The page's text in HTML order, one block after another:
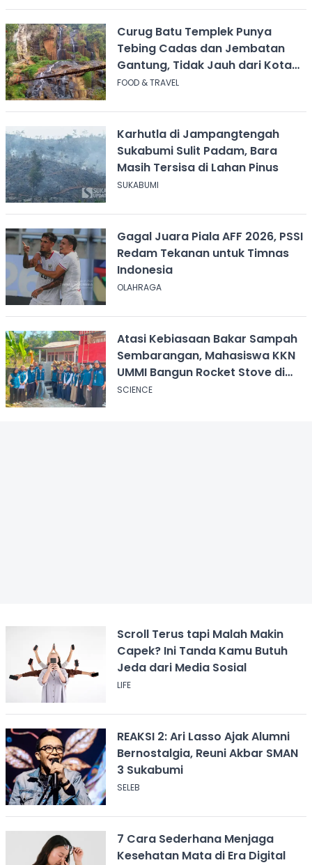
Curug Batu Templek Punya
Tebing Cadas dan Jembatan
Gantung, Tidak Jauh dari Kota
Bandung
FOOD & TRAVEL
Karhutla di Jampangtengah
Sukabumi Sulit Padam, Bara
Masih Tersisa di Lahan Pinus
SUKABUMI
Gagal Juara Piala AFF 2026, PSSI
Redam Tekanan untuk Timnas
Indonesia
OLAHRAGA
Atasi Kebiasaan Bakar Sampah
Sembarangan, Mahasiswa KKN
UMMI Bangun Rocket Stove di
Desa Pagelaran
SCIENCE
Scroll Terus tapi Malah Makin
Capek? Ini Tanda Kamu Butuh
Jeda dari Media Sosial
LIFE
REAKSI 2: Ari Lasso Ajak Alumni
Bernostalgia, Reuni Akbar SMAN
3 Sukabumi
SELEB
7 Cara Sederhana Menjaga
Kesehatan Mata di Era Digital